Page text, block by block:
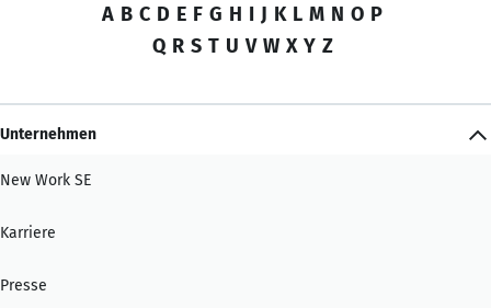
A B C D E F G H I J K L M N O P
Q R S T U V W X Y Z
Unternehmen
New Work SE
Karriere
Presse